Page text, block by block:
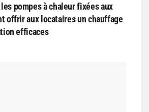
pompes à chaleur fixées aux
offrir aux locataires un chauffage
efficaces